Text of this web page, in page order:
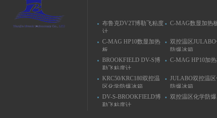
布鲁克DV2T博勒飞粘度
计
C-MAG数显加热
C-MAG HP10数显加热
板
双控温区
防爆冰箱
BROOKFIELD DV-S博
勒飞粘度计
C-MAG HP10加
KRC50/KRC180双控温
区化学防爆冰箱
JULABO双控温
防爆冰箱
DV-S-BROOKFIELD博
勒飞粘度计
双控温区化学防